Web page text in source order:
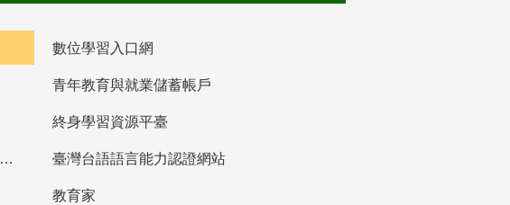
數位學習入口網
青年教育與就業儲蓄帳戶
終身學習資源平臺
教育部高中等以下學校及幼兒園教師資格檢定考試 臺灣台語語言能力認證網站
教育家